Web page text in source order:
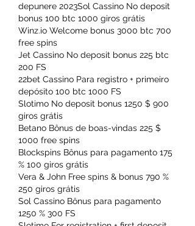
depunere 2023Sol Cassino No deposit
bonus 100 btc 1000 giros grátis
Winz.io Welcome bonus 3000 btc 700
free spins
Jet Cassino No deposit bonus 225 btc
200 FS
22bet Cassino Para registro + primeiro
depósito 100 btc 1000 FS
Slotimo No deposit bonus 1250 $ 900
giros grátis
Betano Bônus de boas-vindas 225 $
1000 free spins
Blockspins Bônus para pagamento 175
% 100 giros grátis
Vera & John Free spins & bonus 790 %
250 giros grátis
Sol Cassino Bônus para pagamento
1250 % 300 FS